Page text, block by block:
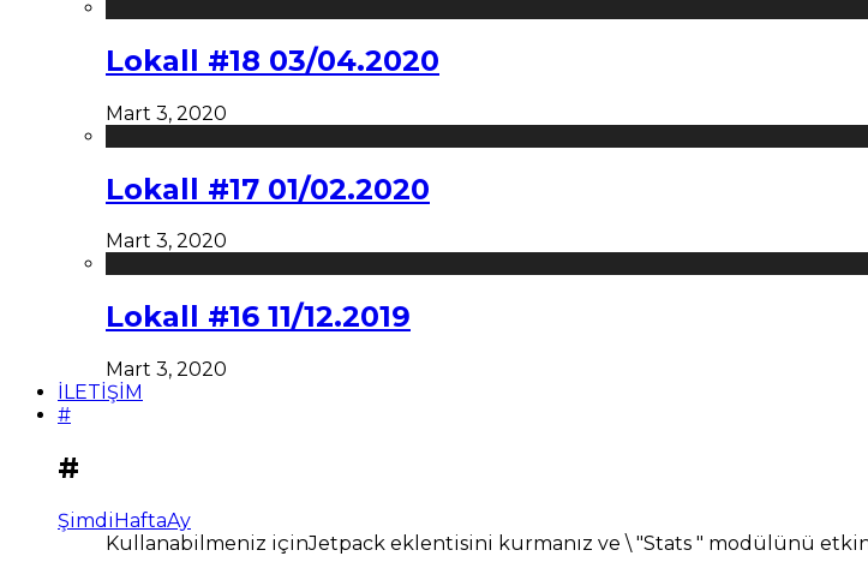
Lokall #18 03/04.2020
Mart 3, 2020
Lokall #17 01/02.2020
Mart 3, 2020
Lokall #16 11/12.2019
Mart 3, 2020
İLETİŞİM
#
#
ŞimdiHaftaAy
Kullanabilmeniz içinJetpack eklentisini kurmanız ve \ "Stats " modülünü